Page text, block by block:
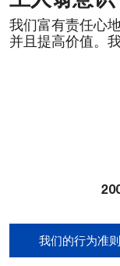
我们富有责任心
并且提高价值。
我们的行为准则